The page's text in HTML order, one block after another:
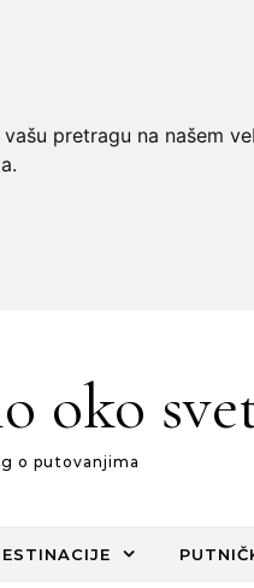
pretragu na našem
oko
o putovanjima